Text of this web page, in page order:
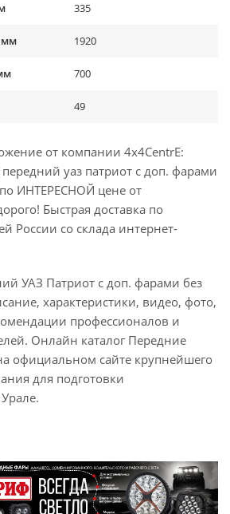
335
мм 1920
700
49
от компании 4x4CentrE:
уаз патриот с доп. фарами
ИНТЕРЕСНОЙ цене от
Быстрая доставка по
России со склада интернет-
УАЗ Патриот с доп. фарами без
характеристики, видео, фото,
профессионалов и
Онлайн каталог Передние
официальном сайте крупнейшего
для подготовки